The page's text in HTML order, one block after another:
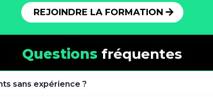
REJOINDRE LA FORMATION
Questions fréquentes
sans expérience ?